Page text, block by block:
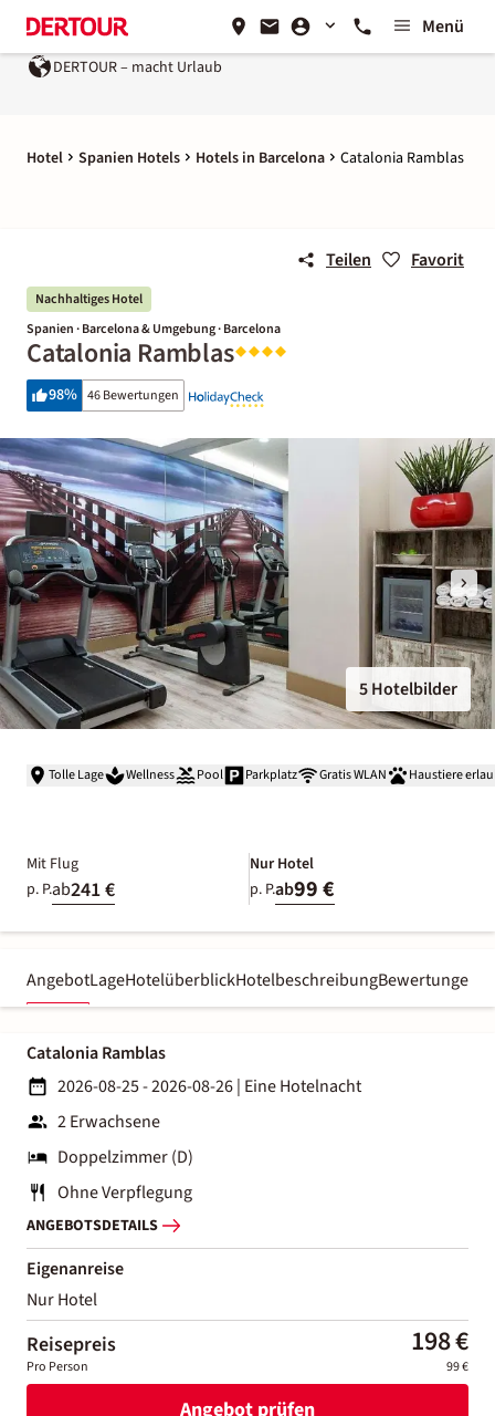
Menü
DERTOUR – macht Urlaub
Hotel Spanien Hotels Hotels in Barcelona Catalonia Ramblas
Teilen Favorit
Nachhaltiges Hotel
Spanien · Barcelona & Umgebung · Barcelona
Catalonia Ramblas
98% 46 Bewertungen
5 Hotelbilder
Tolle Lage Wellness Pool Parkplatz Gratis WLAN Haustiere
Mit Flug
p. P.ab241 €
Nur Hotel
p. P.ab99 €
AngebotLageHotelüberblickHotelbeschreibungBewertungen
Catalonia Ramblas
2026-08-25 - 2026-08-26| Eine Hotelnacht
2 Erwachsene
Doppelzimmer (D)
Ohne Verpflegung
ANGEBOTSDETAILS
Eigenanreise
Nur Hotel
Reisepreis 198 €
Pro Person 99 €
Angebot prüfen